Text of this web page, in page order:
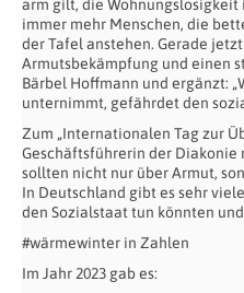
arm gilt, die
immer mehr Menschen, die
der Tafel anstehen. Gerade
Armutsbekämpfung und einen
Bärbel Hoffmann und ergänzt:
unternimmt, gefährdet den
Zum „Internationalen Tag zur
Geschäftsführerin der Diakonie
sollten nicht nur über Armut,
In Deutschland gibt es sehr
den Sozialstaat tun könnten
#wärmewinter in Zahlen
Im Jahr 2023 gab es: